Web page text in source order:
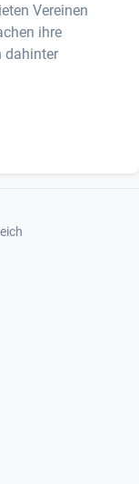
Vereinen
ihre
dahinter